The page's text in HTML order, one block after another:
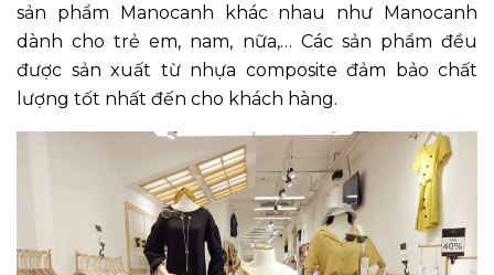
sản phẩm Manocanh khác nhau như Manocanh
dành cho trẻ em, nam, nữa,… Các sản phẩm đều
được sản xuất từ nhựa composite đảm bảo chất
lượng tốt nhất đến cho khách hàng.